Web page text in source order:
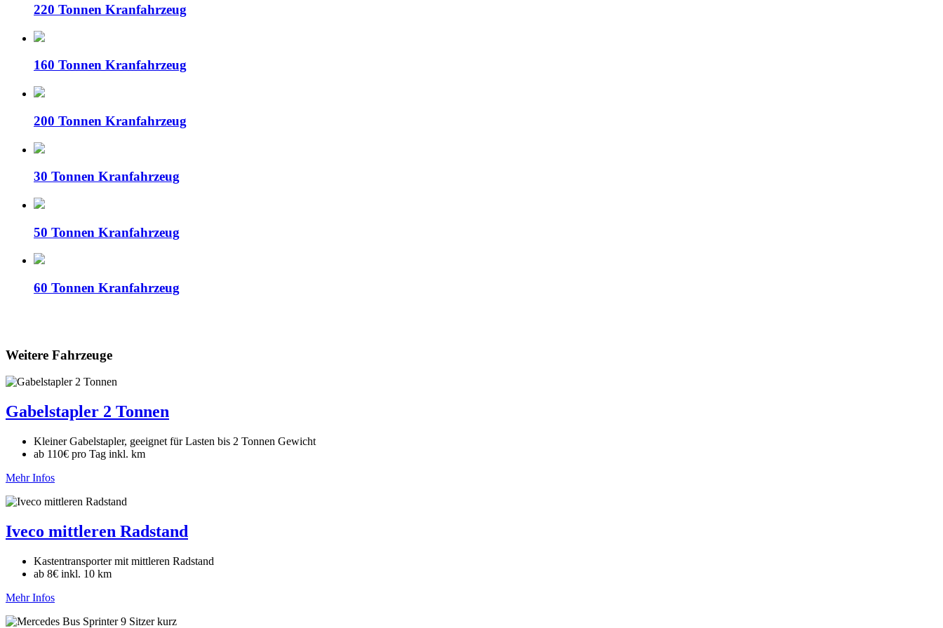
220 Tonnen Kranfahrzeug
160 Tonnen Kranfahrzeug
200 Tonnen Kranfahrzeug
30 Tonnen Kranfahrzeug
50 Tonnen Kranfahrzeug
60 Tonnen Kranfahrzeug
Weitere Fahrzeuge
Gabelstapler 2 Tonnen
Kleiner Gabelstapler, geeignet für Lasten bis 2 Tonnen Gewicht
ab 110€ pro Tag inkl. km
Mehr Infos
Iveco mittleren Radstand
Kastentransporter mit mittleren Radstand
ab 8€ inkl. 10 km
Mehr Infos